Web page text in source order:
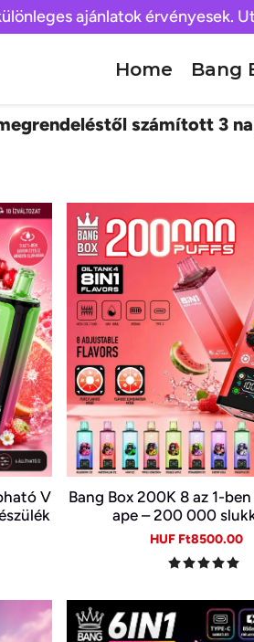
ajánlatok érvényesek.
Home Bang
számított 3
V
Bang Box 200K 8 az 1-
ape – 200 000
Sale
HUF Ft8500.00